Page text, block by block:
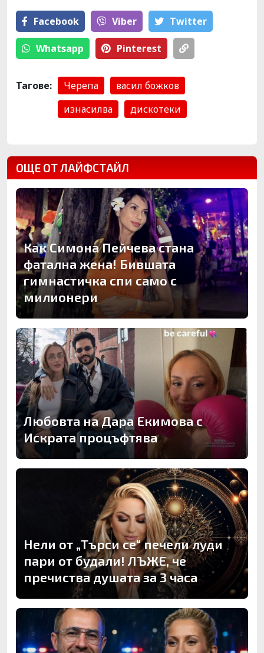
Facebook Viber Тwitter
Whatsapp Pinterest
Тагове: Черепа
васил божков
изнасилва
дискотеки
ОЩЕ ОТ ЛАЙФСТАЙЛ
Как Симона Пейчева стана
фатална жена! Бившата
гимнастичка спи само с
милионери
Любовта на Дара Екимова с
Искрата процъфтява
Нели от „Търси се“ печели луди
пари от будали! ЛЪЖЕ, че
пречиства душата за 3 часа